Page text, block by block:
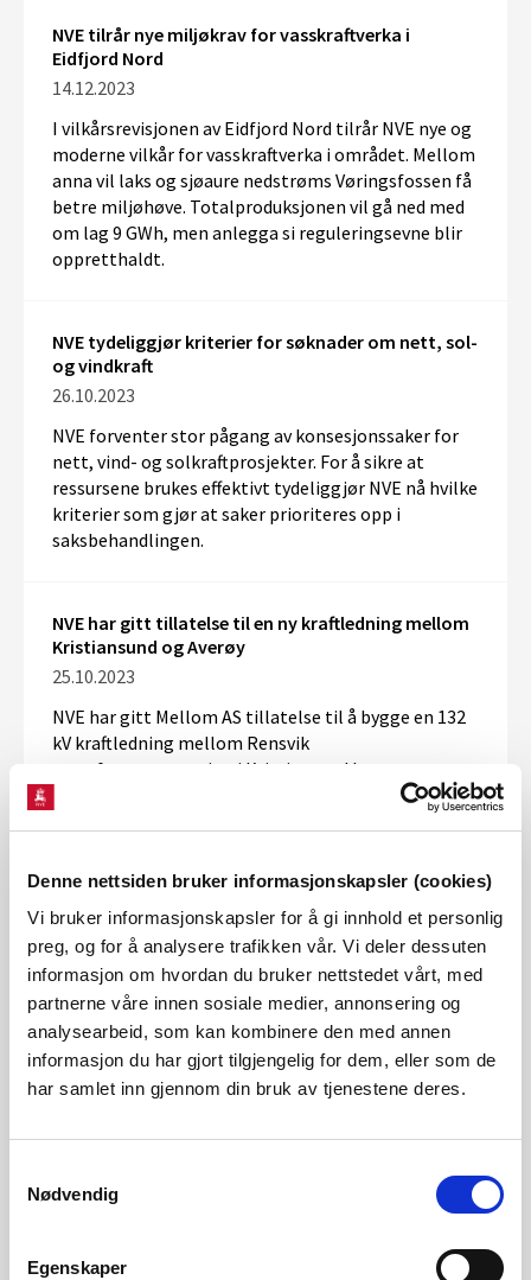
Denne nettsiden bruker informasjonskapsler (cookies)
Vi bruker informasjonskapsler for å gi innhold et personlig
preg, og for å analysere trafikken vår. Vi deler dessuten
informasjon om hvordan du bruker nettstedet vårt, med
partnerne våre innen sosiale medier, annonsering og
analysearbeid, som kan kombinere den med annen
informasjon du har gjort tilgjengelig for dem, eller som de
har samlet inn gjennom din bruk av tjenestene deres.
Nødvendig
Egenskaper
NVE tilrår nye miljøkrav for vasskraftverka i
Eidfjord Nord
14.12.2023
I vilkårsrevisjonen av Eidfjord Nord tilrår NVE nye og
moderne vilkår for vasskraftverka i området. Mellom
anna vil laks og sjøaure nedstrøms Vøringsfossen få
betre miljøhøve. Totalproduksjonen vil gå ned med
om lag 9 GWh, men anlegga si reguleringsevne blir
oppretthaldt.
NVE tydeliggjør kriterier for søknader om nett, sol-
og vindkraft
26.10.2023
NVE forventerstor pågang avkonsesjonssaker for
nett, vind- og solkraftprosjekter. For å sikre at
ressursene brukes effektivt tydeliggjør NVE nå hvilke
kriterier som gjør at saker prioriteres opp i
saksbehandlingen.
NVE har gitt tillatelse til en ny kraftledning mellom
Kristiansund og Averøy
25.10.2023
NVE har gitt Mellom AS tillatelse til å bygge en 132
kV kraftledning mellom Rensvik
transformatorstasjon i Kristiansund kommune og
i Averøy kommune i Møre og Romsdal.
Vinkelfallet kraftverk får konsesjon med nye
15.09.2023
NVE pålegger Vinkelfallet kraftverk i Ringebu nye
miljøkrav, som skal bedre forholdene for
storørreten i Våla. Dette vil kreve utbedringer og
påvirker kraftproduksjonen til anlegget.
NVE gir Statnett og Elvia tillatelse til å bygge
17.08.2023
bygge og drifte nye Liåsen transformatorstasjon ved